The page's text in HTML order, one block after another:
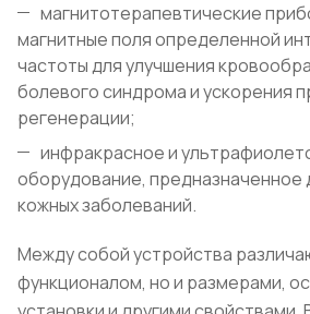
магнитотерапевтические
магнитные поля определенной
частоты для улучшения
болевого синдрома и ускорения
регенерации;
инфракрасное и
оборудование, предназначенное
кожных заболеваний.
Между собой устройства
функционалом, но и размерами,